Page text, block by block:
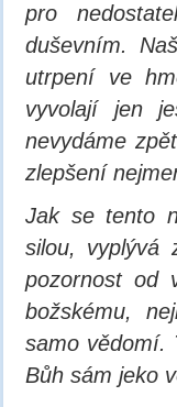
pro
duševním.
utrpení ve
vyvolají jen
nevydáme
zlepšení
Jak se tento
silou, vyplývá
pozornost od
božskému,
samo vědomí.
Bůh sám jeko